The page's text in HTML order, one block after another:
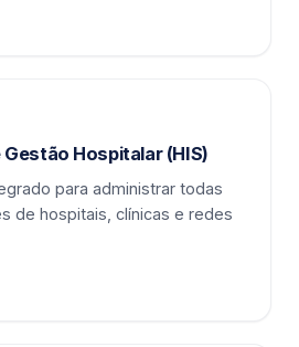
Gestão Hospitalar (HIS)
para administrar todas
de hospitais, clínicas e redes